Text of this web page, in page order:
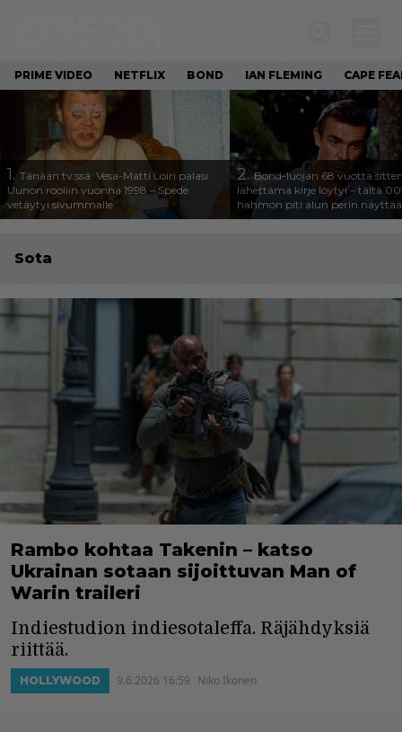
PRIME VIDEO NETFLIX BOND IAN FLEMING CAPE
1. Tänään tv:ssä: Vesa-Matti Loiri palasi
Uunon rooliin vuonna 1998 – Spede
vetäytyi sivummalle
2.Bond-luojan 68 vuotta
lähettämä kirje löytyi – tältä
hahmon piti alun perin näyttää
Sota
Rambo kohtaa Takenin – katso
Ukrainan sotaan sijoittuvan Man of
Warin traileri
Indiestudion indiesotaleffa. Räjähdyksiä
riittää.
HOLLYWOOD 9.6.2026 16:59 Niko Ikonen